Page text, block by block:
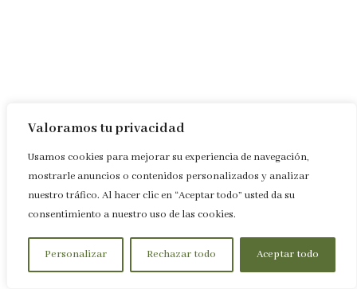
Valoramos tu privacidad
Usamos cookies para mejorar su experiencia de navegación,
mostrarle anuncios o contenidos personalizados y analizar
nuestro tráfico. Al hacer clic en “Aceptar todo” usted da su
consentimiento a nuestro uso de las cookies.
Personalizar Rechazar todo Aceptar todo